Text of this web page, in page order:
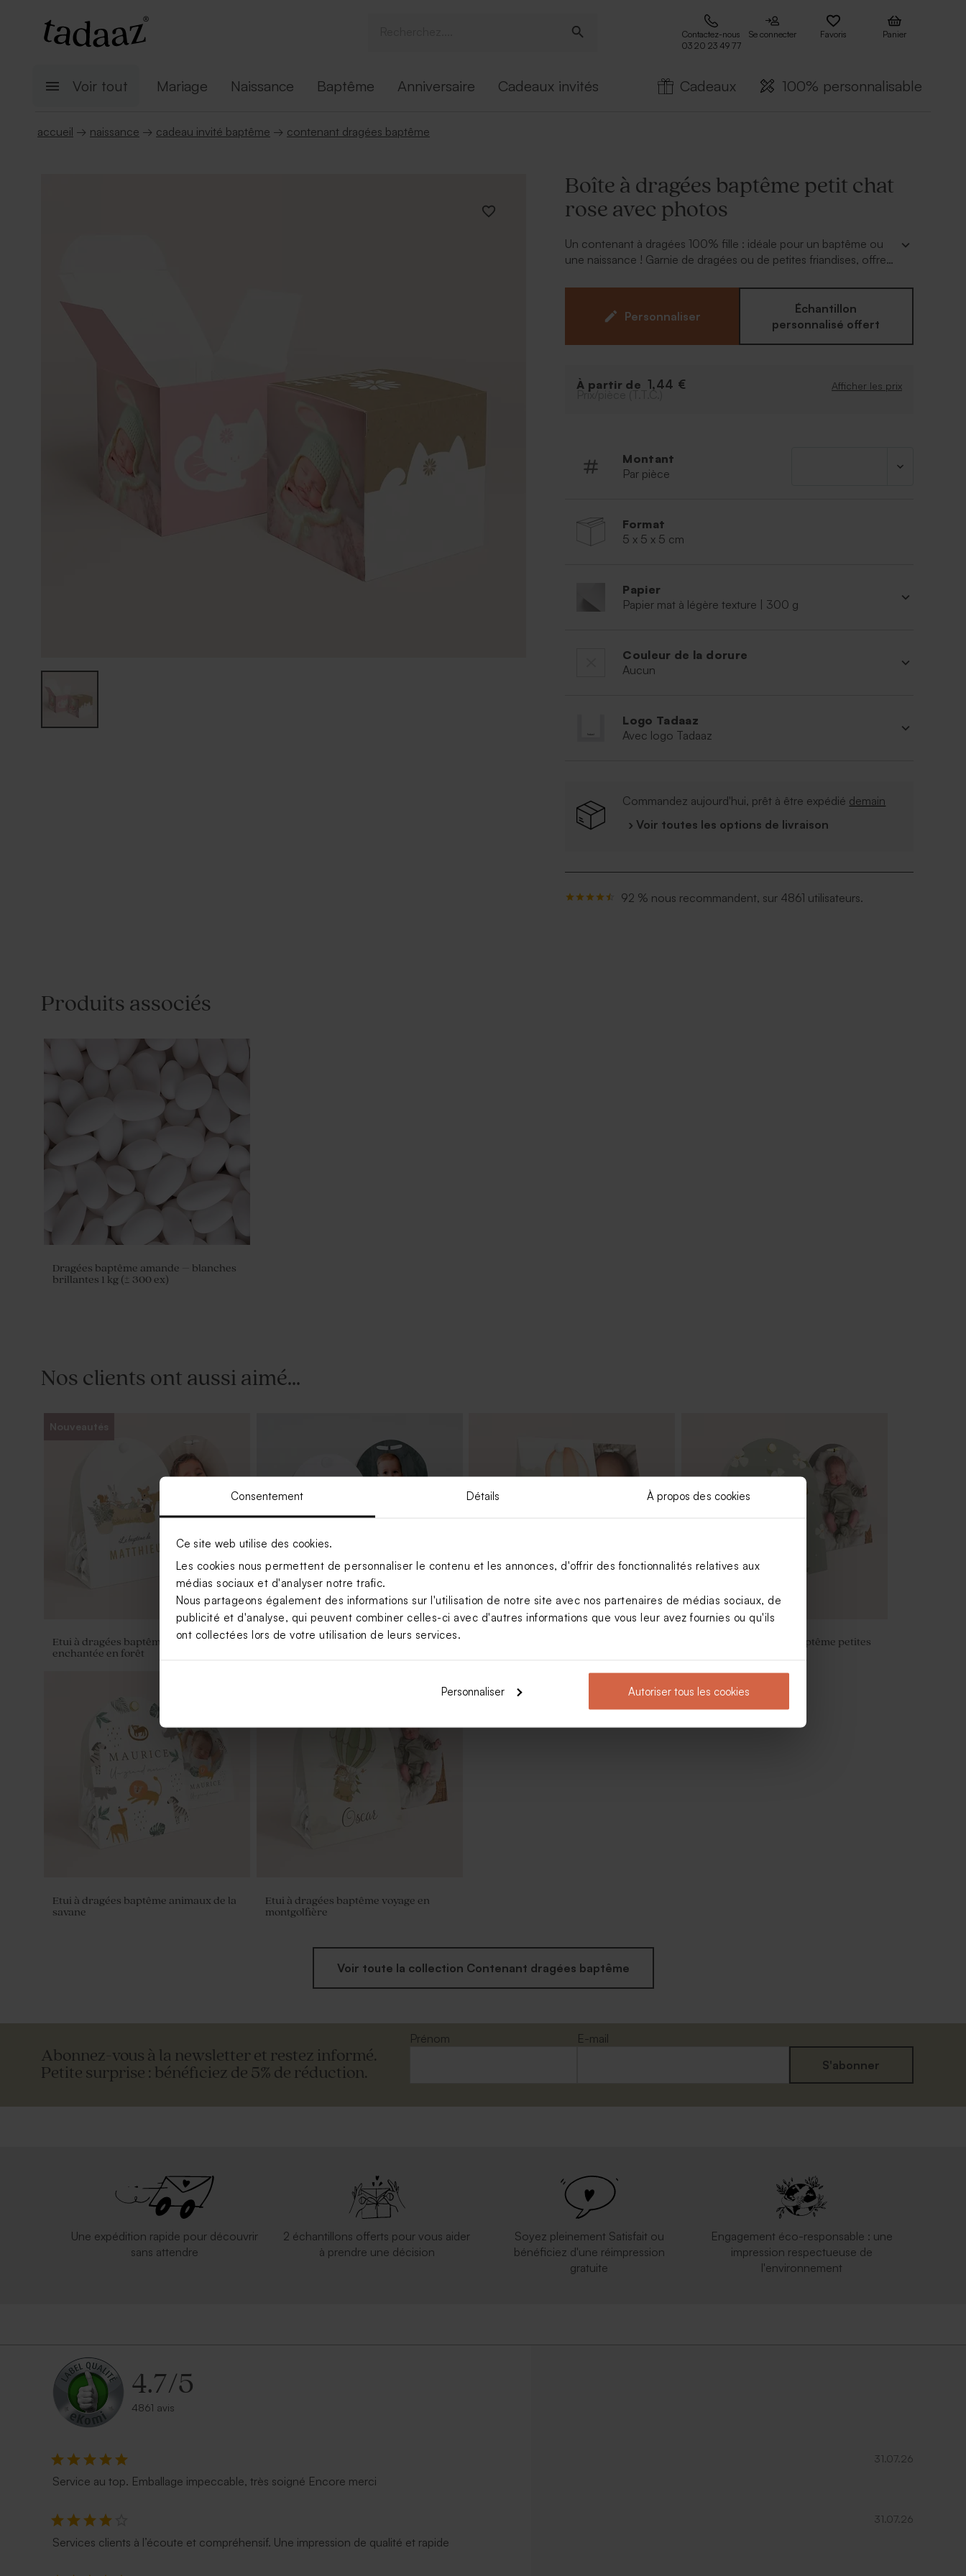
Consentement Détails À propos des cookies
Ce site web utilise des cookies.
Les cookies nous permettent de personnaliser le contenu et les annonces, d'offrir des fonctionnalités relatives aux
médias sociaux et d'analyser notre trafic.
Nous partageons également des informations sur l'utilisation de notre site avec nos partenaires de médias sociaux, de
publicité et d'analyse, qui peuvent combiner celles-ci avec d'autres informations que vous leur avez fournies ou qu'ils
ont collectées lors de votre utilisation de leurs services.
Personnaliser Autoriser tous les cookies
Contactez-nous
03 20 23 49 77
Se connecter Favoris Panier
Voir tout Mariage Naissance Baptême Anniversaire Cadeaux invités Cadeaux 100% personnalisable
accueil → naissance → cadeau invité baptême → contenant dragées baptême
Boîte à dragées baptême petit chat
rose avec photos
Un contenant à dragées 100% fille : idéale pour un baptême ou
une naissance ! Garnie de dragées ou de petites friandises, offrez
à vos proches. Sélectionnez les plus beaux clichés de votre
princesse afin de personnaliser la boîte. Petit plus : ajouter des
symboles, selon vos souhaits.
Personnaliser
Échantillon
personnalisé offert
À partir de 1,44 € Afficher les prix
Prix/pièce (T.T.C.)
Montant
Par pièce
Format
5 x 5 x 5 cm
Papier
Papier mat à légère texture | 300 g
Couleur de la dorure
Aucun
Logo Tadaaz
Avec logo Tadaaz
Commandez aujourd'hui, prêt à être expédié demain
› Voir toutes les options de livraison
92 % nous recommandent, sur 4861 utilisateurs.
Produits associés
Dragées baptême amande – blanches
brillantes 1 kg (± 300 ex)
Nos clients ont aussi aimé...
Nouveautés
Etui à dragées baptême balade
enchantée en forêt
Étui à dragées baptême original
Contenant à dragées baptême petites
Etui à dragées baptême animaux de la
savane
Etui à dragées baptême voyage en
montgolfière
Voir toute la collection Contenant dragées baptême
Abonnez-vous à la newsletter et restez informé.
Petite surprise : bénéficiez de 5% de réduction.
Prénom
E-mail
S'abonner
Une expédition rapide pour découvrir
sans attendre
2 échantillons offerts pour vous aider
à prendre une décision
Soyez pleinement Satisfait ou
bénéficiez d'une réimpression
gratuite
Engagement éco-responsable : une
impression respectueuse de
l'environnement
4.7/5
4861 avis
31.07.26
Service au top. Emballage impeccable, très soigné Encore merci
31.07.26
Services clients à l’écoute et compréhensif. Une impression de qualité et rapide